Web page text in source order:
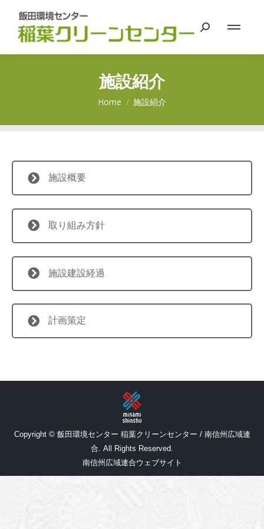
Search:
施設紹介
You are here:
Home 施設紹介
施設概要
取り組み方針
施設建設経過
計画策定
Copyright © 飯田環境センター 稲葉クリーンセンター / 南信州広域連
合. All Rights Reserved.
南信州広域連合ウェブサイト